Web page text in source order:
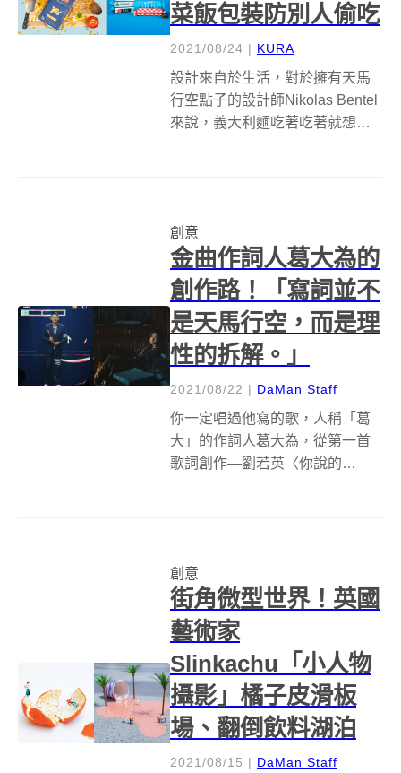
菜飯包裝防別人偷吃
2021/08/24 | KURA
設計來自於生活，對於擁有天馬
行空點子的設計師Nikolas Bentel
來說，義大利麵吃著吃著就想用
用餅乾，也推出各種造型的...
創意
金曲作詞人葛大為的
創作路！「寫詞並不
是天馬行空，而是理
性的拆解。」
2021/08/22 | DaMan Staff
你一定唱過他寫的歌，人稱「葛
大」的作詞人葛大為，從第一首
歌詞創作—劉若英〈你說的
一窺葛大為是如何從唱片企劃，
到一手寫出如此多傳唱...
創意
街角微型世界！英國
藝術家
Slinkachu「小人物
攝影」橘子皮滑板
場、翻倒飲料湖泊
2021/08/15 | DaMan Staff